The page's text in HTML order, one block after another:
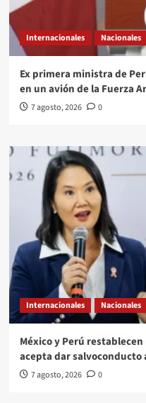
Internacionales Nacionales
Ex primera ministra de
en un avión de la Fuerza
7 agosto, 2026 0
Internacionales Nacionales
México y Perú
acepta dar salvoconducto
7 agosto, 2026 0